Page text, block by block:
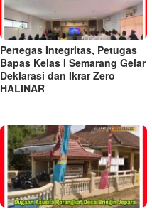
Pertegas Integritas, Petugas
Bapas Kelas I Semarang Gelar
Deklarasi dan Ikrar Zero
HALINAR